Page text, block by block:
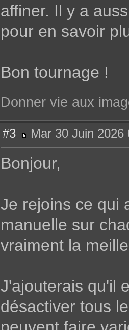
affiner. Il y a
pour en savoir
Bon tournage !
Donner vie aux
#3
e
g
Mar 30 Juin 2026
Bonjour,
Je rejoins ce qui
manuelle sur
vraiment la
J'ajouterais qu'il
désactiver tous